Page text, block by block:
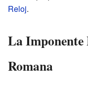
Reloj.
La Imponente
Romana